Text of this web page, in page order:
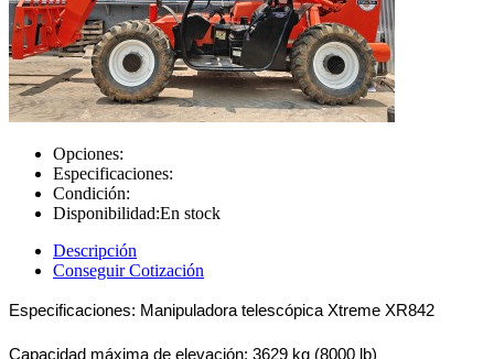
Opciones:
Especificaciones:
Condición:
Disponibilidad:En stock
Descripción
Conseguir Cotización
Especificaciones: Manipuladora telescópica Xtreme XR842
Capacidad máxima de elevación: 3629 kg (8000 lb)